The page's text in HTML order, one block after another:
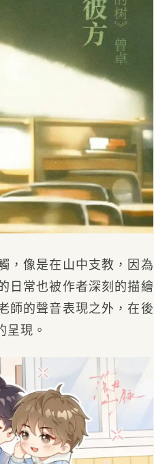
，像是在山中支教，因為
日常也被作者深刻的描繪
師的聲音表現之外，在後
呈現。